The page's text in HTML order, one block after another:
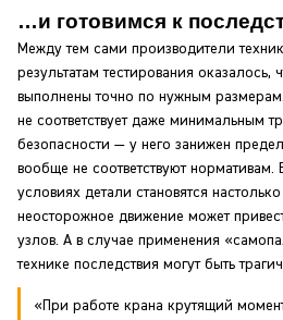
…и готовимся к
Между тем сами производители
результатам тестирования оказалось,
выполнены точно по нужным
не соответствует даже минимальным
безопасности — у него занижен
вообще не соответствуют
условиях детали становятся
неосторожное движение может
узлов. А в случае применения
технике последствия могут быть
«При работе крана крутящий